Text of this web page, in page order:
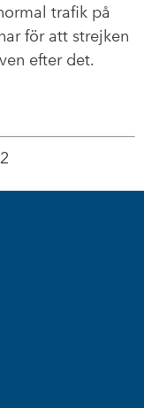
trafik på
för att strejken
efter det.